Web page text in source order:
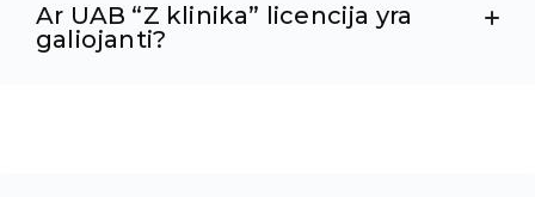
Ar UAB “Z klinika” licencija yra
galiojanti?